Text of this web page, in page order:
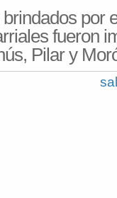
por
fueron
Pilar y